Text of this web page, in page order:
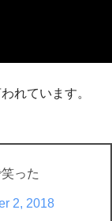
れています。
った
2, 2018